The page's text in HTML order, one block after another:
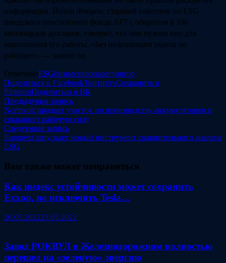
информации, Йохан Флорен, старший советник по ESG
шведского пенсионного фонда AP7 с оборотом в 100
миллиардов долларов, говорит, что они нужны ему для
выполнения его работы. «Без информации рынок не
работает», — заявил он.
ОтмеченоESGбизнесевропарегулятор
Поделиться в FacebookТвитнутьСохранить в
PinterestПоделиться в ВК
Навигация
по
записям
Предыдущая записьПредыдущая
запись:
Northvolt продает участок по производству аккумуляторов и
сокращает рабочую силу
Следующая записьСледующая
запись:
Euronext запускает новый инструмент сравнительного анализа
ESG
Вам также может понравиться
Как индекс устойчивости может сохранить
Exxon, но исключить Tesla…
26.05.202225.05.2022
Завод РОКВУЛ в Железнодорожном полностью
перешел на «зеленую» энергию